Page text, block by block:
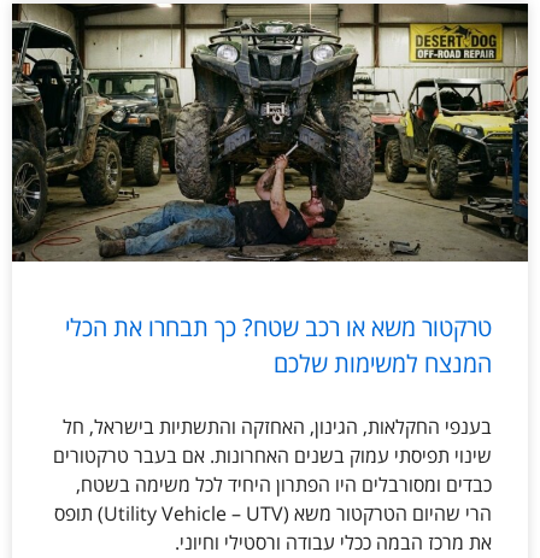
טרקטור משא או רכב שטח? כך תבחרו את הכלי
המנצח למשימות שלכם
בענפי החקלאות, הגינון, האחזקה והתשתיות בישראל, חל
שינוי תפיסתי עמוק בשנים האחרונות. אם בעבר טרקטורים
כבדים ומסורבלים היו הפתרון היחיד לכל משימה בשטח,
הרי שהיום הטרקטור משא (Utility Vehicle – UTV) תופס
את מרכז הבמה ככלי עבודה ורסטילי וחיוני.